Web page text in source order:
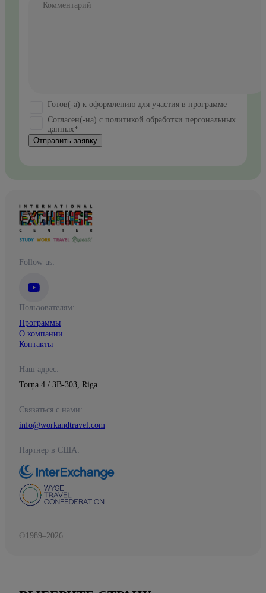
Комментарий
Готов(-а) к оформлению для участия в программе
Согласен(-на) с политикой обработки персональных
данных*
Отправить заявку
Follow us:
Пользователям:
Программы
О компании
Контакты
Наш адрес:
Torņa 4 / 3B-303, Riga
Связаться с нами:
info@workandtravel.com
Партнер в США:
©1989–2026